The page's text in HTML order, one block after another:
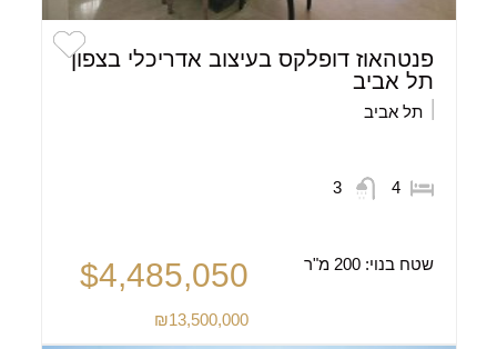
פנטהאוז דופלקס בעיצוב אדריכלי בצפון
תל אביב
תל אביב
4
3
שטח בנוי:200 מ"ר $4,485,050
₪13,500,000